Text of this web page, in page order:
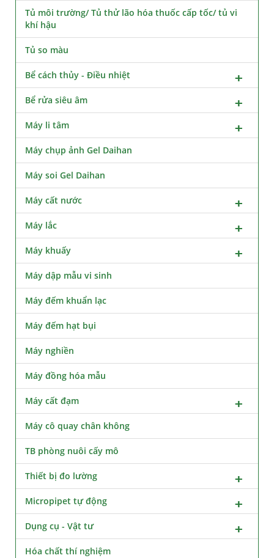
Tủ môi trường/ Tủ thử lão hóa thuốc cấp tốc/ tủ vi
khí hậu
Tủ so màu
Bể cách thủy - Điều nhiệt
Bể rửa siêu âm
Máy li tâm
Máy chụp ảnh Gel Daihan
Máy soi Gel Daihan
Máy cất nước
Máy lắc
Máy khuấy
Máy dập mẫu vi sinh
Máy đếm khuẩn lạc
Máy đếm hạt bụi
Máy nghiền
Máy đồng hóa mẫu
Máy cất đạm
Máy cô quay chân không
TB phòng nuôi cấy mô
Thiết bị đo lường
Micropipet tự động
Dụng cụ - Vật tư
Hóa chất thí nghiệm